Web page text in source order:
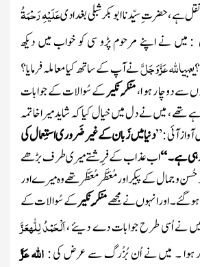
ہے ، حضرت ِسیِّدنا ابو بکر شبلی بغدادیعَلَیْہِ رَحْمَۃُ
: میں نے اپنے مرحوم پڑو سی کو خواب میں دیکھ
؟ یعنیاللہ عَزَّ وَجَلَّنے آپ کے ساتھ کیا معاملہ فرمایا؟
سے دو چا ر ہو ا،مُنَکر نکیرکے سُوالات کے جوابات
تھے ، میں نے دل میں خیال کیا کہ شایدمیراخاتمہ
آئی : ’’دنیامیں زَبان کے غیر ضَروری استِعمال کی
ہے ۔ ‘‘اب عذاب کے فِرِ شتے میری طر ف بڑھے
و جمال کے پیکر اور مُعَطَّر مُعَطَّر تھے وہ میرے اور
۔ اورانہوں نے مجھےمُنکَر نکیرکے سُوالات کے
میں نے اُسی طرح جوابات دے دیئے ،اَلْحَمْدُ لِلّٰہعَزَّ
ہوا ۔ میں نے اُن بُزُرگ سے عرض کی :اللہ عَزَّ